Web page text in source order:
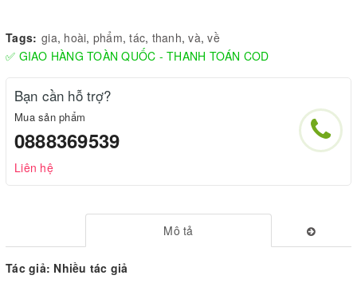
Tags: gia, hoài, phẩm,tác, thanh,và,về
✅ GIAO HÀNG TOÀN QUỐC - THANH TOÁN COD
Bạn cần hỗ trợ?
Mua sản phẩm
0888369539
Liên hệ
Mô tả
Tác giả: Nhiều tác giả